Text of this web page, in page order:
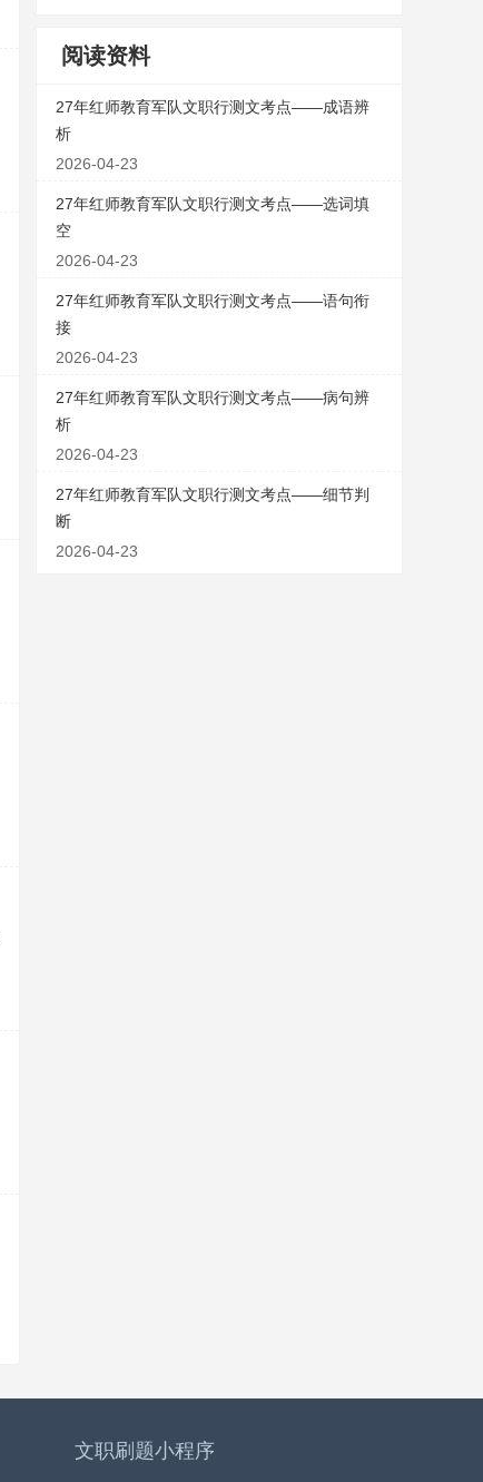
阅读资料
27年红师教育军队文职行测文考点——成语辨
析
2026-04-23
27年红师教育军队文职行测文考点——选词填
空
2026-04-23
27年红师教育军队文职行测文考点——语句衔
接
2026-04-23
27年红师教育军队文职行测文考点——病句辨
析
2026-04-23
27年红师教育军队文职行测文考点——细节判
断
2026-04-23
文职刷题小程序